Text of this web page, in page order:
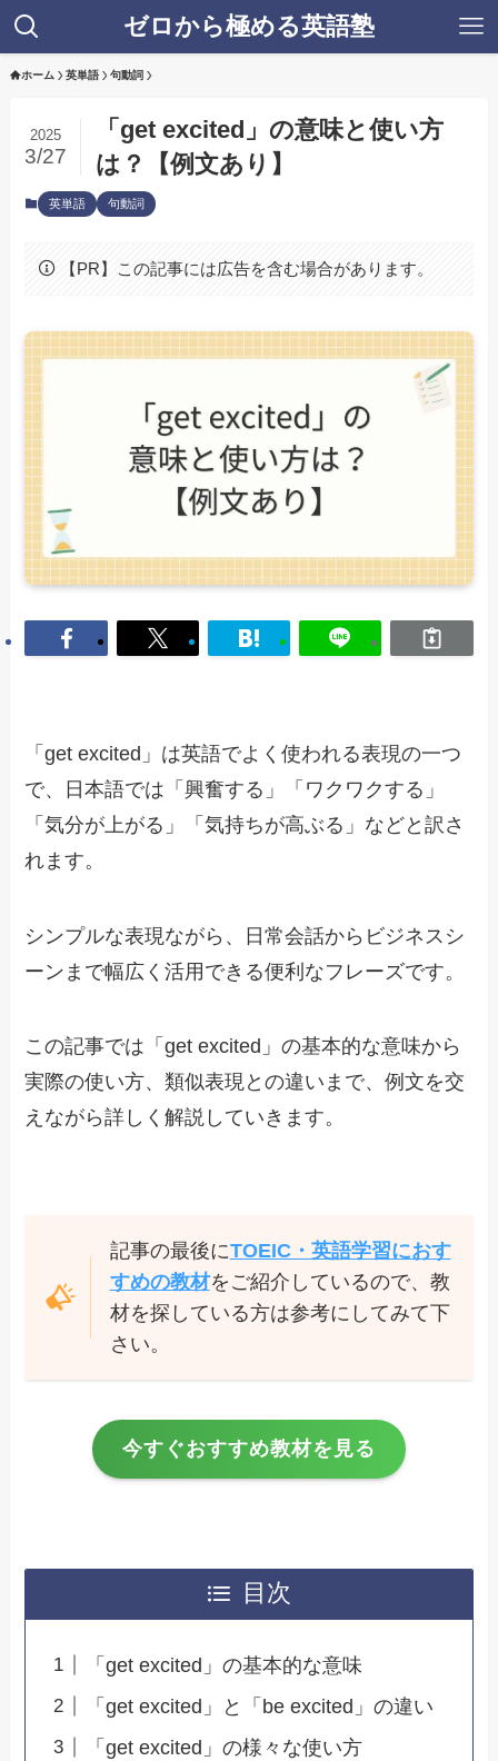
ゼロから極める英語塾
ホーム 英単語 句動詞
「get excited」の意味と使い方
は？【例文あり】
2025
3/27
英単語 句動詞
【PR】この記事には広告を含む場合があります。
「get excited」は英語でよく使われる表現の一つ
で、日本語では「興奮する」「ワクワクする」
「気分が上がる」「気持ちが高ぶる」などと訳さ
れます。
シンプルな表現ながら、日常会話からビジネスシ
ーンまで幅広く活用できる便利なフレーズです。
この記事では「get excited」の基本的な意味から
実際の使い方、類似表現との違いまで、例文を交
えながら詳しく解説していきます。
記事の最後にTOEIC・英語学習におす
すめの教材をご紹介しているので、教
材を探している方は参考にしてみて下
さい。
今すぐおすすめ教材を見る
目次
「get excited」の基本的な意味
「get excited」と「be excited」の違い
「get excited」の様々な使い方